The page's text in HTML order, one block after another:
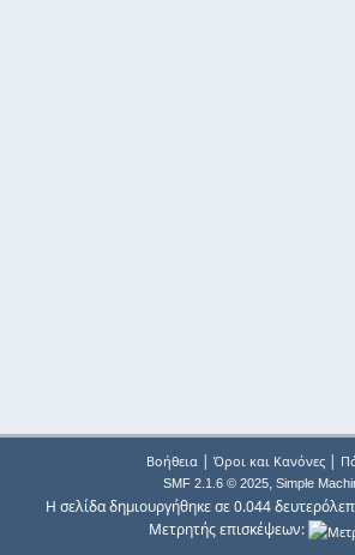
Βοήθεια| Όροι και Κανόνες|
SMF 2.1.6 © 2025, Simple
Η σελίδα δημιουργήθηκε σε 0.044
Μετρητής επισκέψεων: